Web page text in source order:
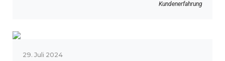
Kundenerfahrung
29. Juli 2024